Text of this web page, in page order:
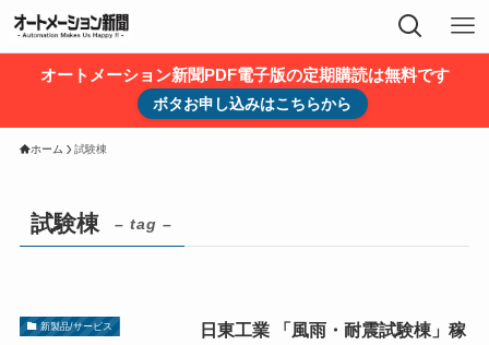
オートメーション新聞PDF電子版の定期購読は無料です
ボタお申し込みはこちらから
ホーム 試験棟
試験棟 – tag –
新製品/サービス
日東工業 「風雨・耐震試験棟」稼